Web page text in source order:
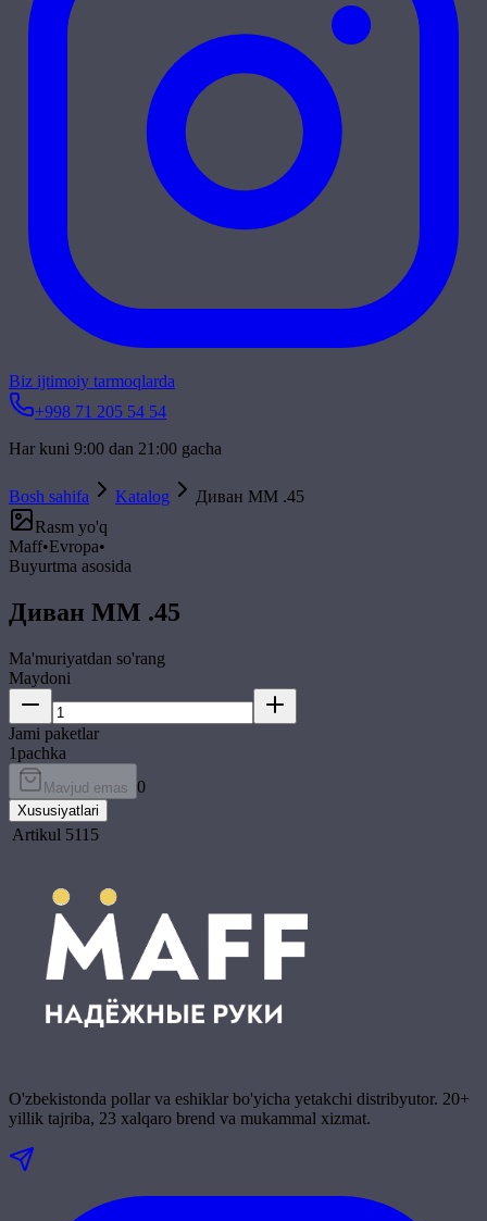
Biz ijtimoiy tarmoqlarda
+998 71 205 54 54
Har kuni 9:00 dan 21:00 gacha
Bosh sahifa Katalog
Диван ММ .45
Rasm yo'q
Maff•Evropa•
Buyurtma asosida
Диван ММ .45
Ma'muriyatdan so'rang
Maydoni
Jami paketlar
1pachka
Mavjud emas 0
Xususiyatlari
Artikul 5115
O'zbekistonda pollar va eshiklar bo'yicha yetakchi distribyutor. 20+
yillik tajriba, 23 xalqaro brend va mukammal xizmat.